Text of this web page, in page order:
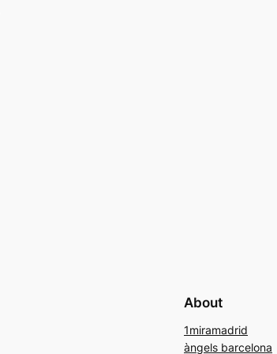
About
1miramadrid
àngels barcelona